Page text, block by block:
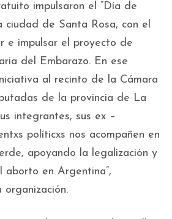
impulsaron el “Día de
ciudad de Santa Rosa, con el
e impulsar el proyecto de
del Embarazo. En ese
al recinto de la Cámara
de la provincia de La
integrantes, sus ex –
políticxs nos acompañen en
apoyando la legalización y
aborto en Argentina”,
organización.